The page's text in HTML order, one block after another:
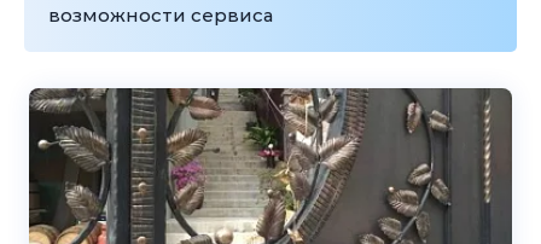
возможности сервиса